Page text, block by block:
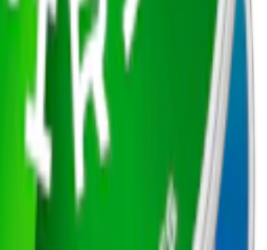
3
dagar 08:00 - 18:00 Vi svarar vanligtvis